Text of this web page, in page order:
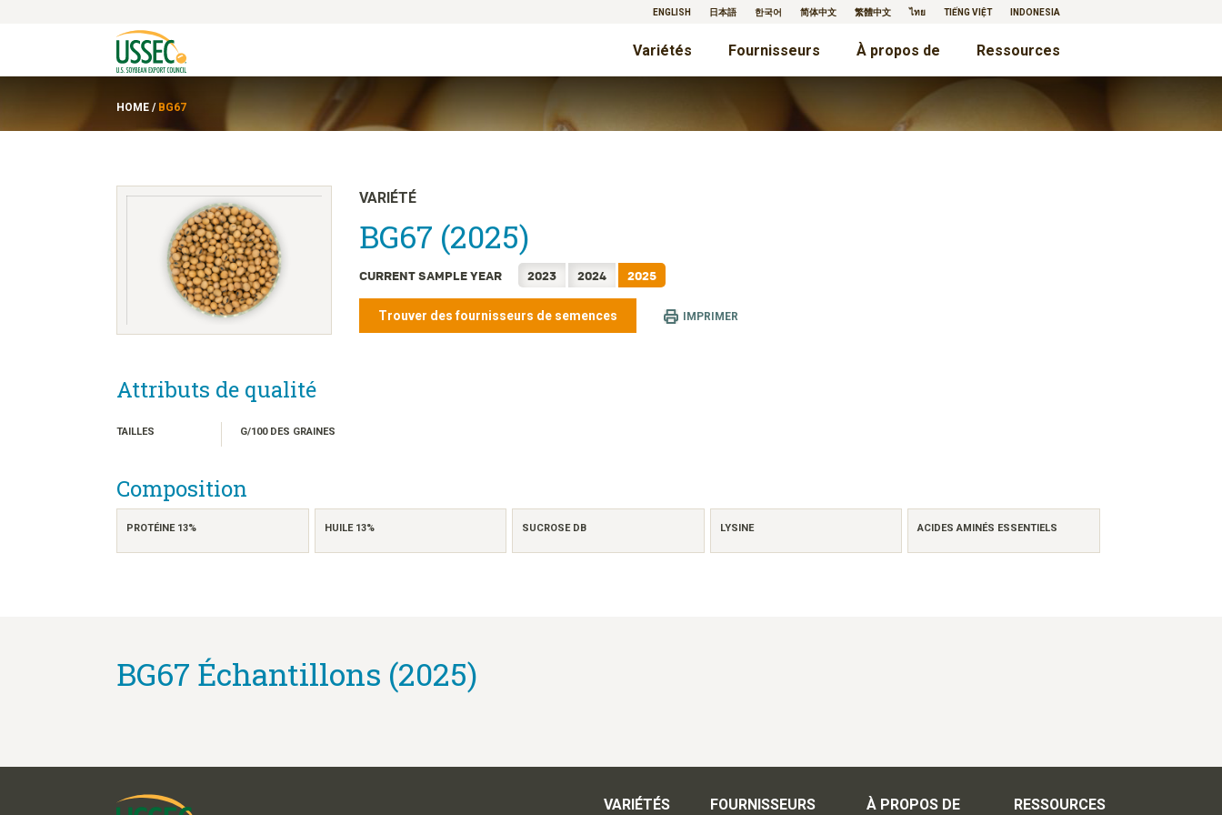
ENGLISH 日本語 한국어 简体中文 繁體中文 ไทย TIẾNG VIỆT INDONESIA
Variétés Fournisseurs À propos de Ressources
HOME / BG67
VARIÉTÉ
BG67 (2025)
CURRENT SAMPLE YEAR 2023 2024 2025
Trouver des fournisseurs de semences IMPRIMER
Attributs de qualité
TAILLES G/100 DES GRAINES
Composition
PROTÉINE 13% HUILE 13% SUCROSE DB LYSINE ACIDES AMINÉS ESSENTIELS
BG67 Échantillons (2025)
VARIÉTÉS FOURNISSEURS À PROPOS DE RESSOURCES